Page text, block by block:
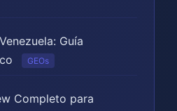
Guía
GEOs
Completo para